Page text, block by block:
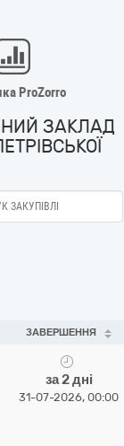
ProZorro
ЗАКЛАД
ЗАВЕРШЕННЯ
за 2 дні
31-07-2026, 00:00